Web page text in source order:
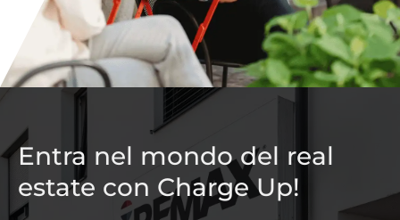
Entra nel mondo del real
estate con Charge Up!